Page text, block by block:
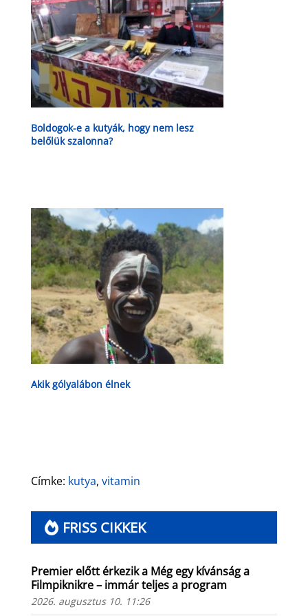
Boldogok-e a kutyák, hogy nem lesz
belőlük szalonna?
Akik gólyalábon élnek
Címke: kutya, vitamin
FRISS CIKKEK
Premier előtt érkezik a Még egy kívánság a
Filmpiknikre – immár teljes a program
2026. augusztus 10. 11:26